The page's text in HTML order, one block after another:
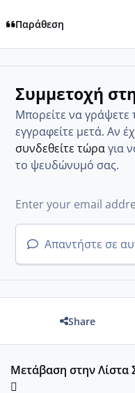
Παράθεση
Συμμετοχή
Μπορείτε να
εγγραφείτε μετά. Αν
συνδεθείτε τώραγια
το ψευδώνυμό σας.
Απαντήστε σε
Share
Μετάβαση στην Λίστα